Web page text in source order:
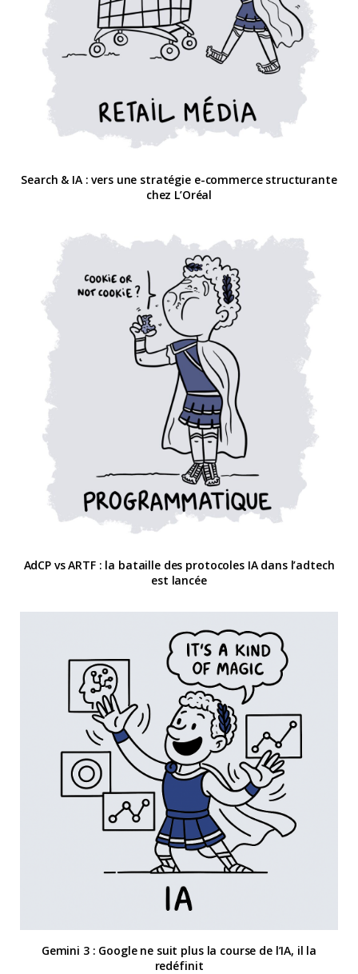
Search & IA : vers une stratégie e-commerce structurante
chez L’Oréal
AdCP vs ARTF : la bataille des protocoles IA dans l’adtech
est lancée
Gemini 3 : Google ne suit plus la course de l’IA, il la
redéfinit